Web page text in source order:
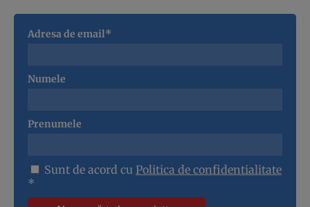
Adresa de email*
Numele
Prenumele
Sunt de acord cu Politica de confidentialitate
*